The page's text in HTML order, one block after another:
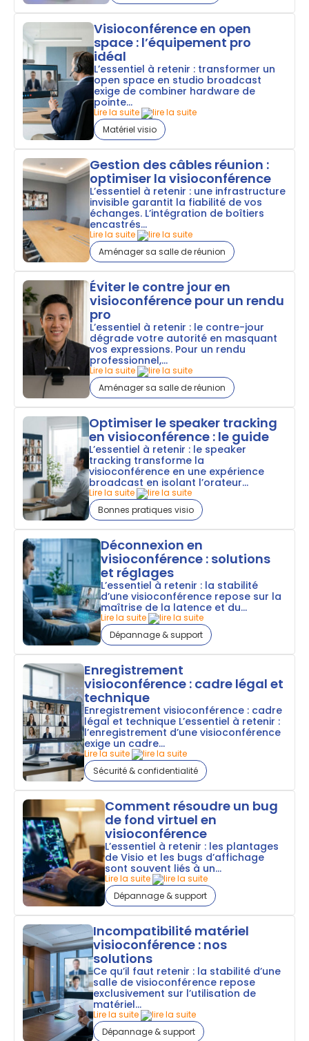
Visioconférence en open
space : l’équipement pro
idéal
L’essentiel à retenir : transformer un
open space en studio broadcast
exige de combiner hardware de
pointe...
Lire la suite
Matériel visio
Gestion des câbles réunion :
optimiser la visioconférence
L’essentiel à retenir : une infrastructure
invisible garantit la fiabilité de vos
échanges. L’intégration de boîtiers
encastrés...
Lire la suite
Aménager sa salle de réunion
Éviter le contre jour en
visioconférence pour un rendu
pro
L’essentiel à retenir : le contre-jour
dégrade votre autorité en masquant
vos expressions. Pour un rendu
professionnel,...
Lire la suite
Aménager sa salle de réunion
Optimiser le speaker tracking
en visioconférence : le guide
L’essentiel à retenir : le speaker
tracking transforme la
visioconférence en une expérience
broadcast en isolant l’orateur...
Lire la suite
Bonnes pratiques visio
Déconnexion en
visioconférence : solutions
et réglages
L’essentiel à retenir : la stabilité
d’une visioconférence repose sur la
maîtrise de la latence et du...
Lire la suite
Dépannage & support
Enregistrement
visioconférence : cadre légal et
technique
Enregistrement visioconférence : cadre
légal et technique L’essentiel à retenir :
l’enregistrement d’une visioconférence
exige un cadre...
Lire la suite
Sécurité & confidentialité
Comment résoudre un bug
de fond virtuel en
visioconférence
L’essentiel à retenir : les plantages
de Visio et les bugs d’affichage
sont souvent liés à un...
Lire la suite
Dépannage & support
Incompatibilité matériel
visioconférence : nos
solutions
Ce qu’il faut retenir : la stabilité d’une
salle de visioconférence repose
exclusivement sur l’utilisation de
matériel...
Lire la suite
Dépannage & support